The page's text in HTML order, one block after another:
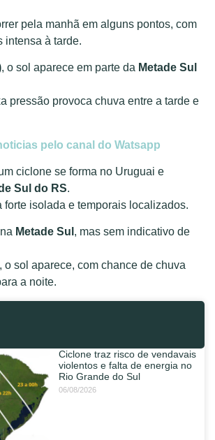
pela manhã em alguns pontos, com
intensa à tarde.
, o sol aparece em parte da Metade Sul
pressão provoca chuva entre a tarde e
pelo canal do Watsapp
ciclone se forma no Uruguai e
Sul do RS.
forte isolada e temporais localizados.
Metade Sul , mas sem indicativo de
, o sol aparece, com chance de chuva
a noite.
Ciclone traz risco de vendavais
violentos e falta de energia no
Rio Grande do Sul
06/08/2026